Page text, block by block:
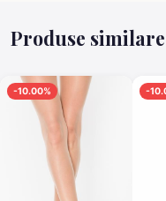
Produse similare
-10.00% -